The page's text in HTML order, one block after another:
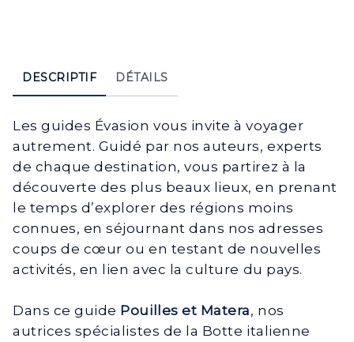
DESCRIPTIF DÉTAILS
Les guides Évasion vous invite à voyager
autrement. Guidé par nos auteurs, experts
de chaque destination, vous partirez à la
découverte des plus beaux lieux, en prenant
le temps d’explorer des régions moins
connues, en séjournant dans nos adresses
coups de cœur ou en testant de nouvelles
activités, en lien avec la culture du pays.
Dans ce guide Pouilles et Matera, nos
autrices spécialistes de la Botte italienne